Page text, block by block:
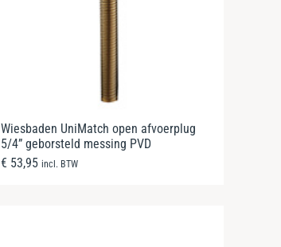
Wiesbaden UniMatch open afvoerplug
5/4” geborsteld messing PVD
€ 53,95 incl. BTW